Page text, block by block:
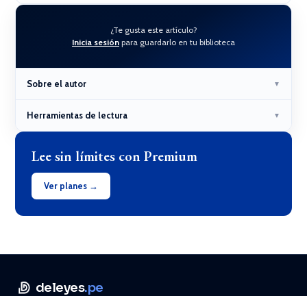
¿Te gusta este artículo?
Inicia sesión para guardarlo en tu biblioteca
Sobre el autor ▼
Herramientas de lectura ▼
Lee sin límites con Premium
Ver planes →
deleyes.pe